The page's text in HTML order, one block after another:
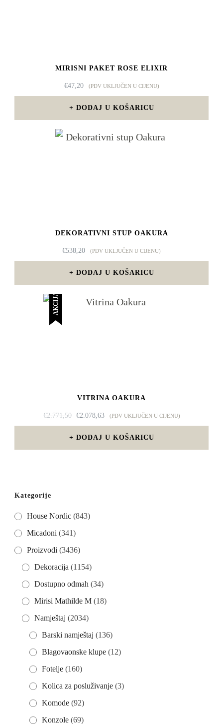
MIRISNI PAKET ROSE ELIXIR
€47,20 (PDV UKLJUČEN U CIJENU)
DODAJ U KOŠARICU
DEKORATIVNI STUP OAKURA
€538,20 (PDV UKLJUČEN U CIJENU)
DODAJ U KOŠARICU
AKCIJA!
VITRINA OAKURA
€2.771,50
IZVORNA
CIJENA
BILA
€2.078,63TRENUTNA
CIJENA
JE:
(PDV UKLJUČEN U CIJENU)
DODAJ U KOŠARICU
Kategorije
House Nordic (843)
Micadoni (341)
Proizvodi (3436)
Dekoracija (1154)
Dostupno odmah (34)
Mirisi Mathilde M (18)
Namještaj (2034)
Barski namještaj (136)
Blagovaonske klupe (12)
Fotelje (160)
Kolica za posluživanje (3)
Komode (92)
Konzole (69)